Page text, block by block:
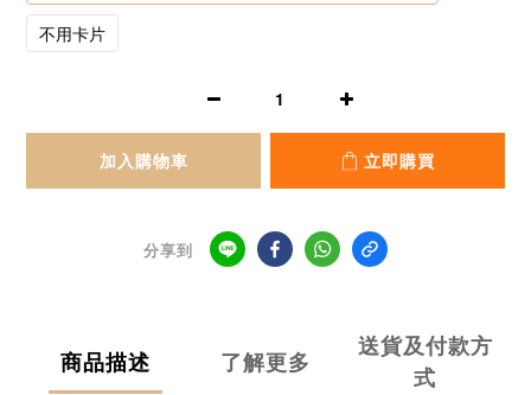
不用卡片
加入購物車 立即購買
分享到
商品描述 了解更多
送貨及付款方
式